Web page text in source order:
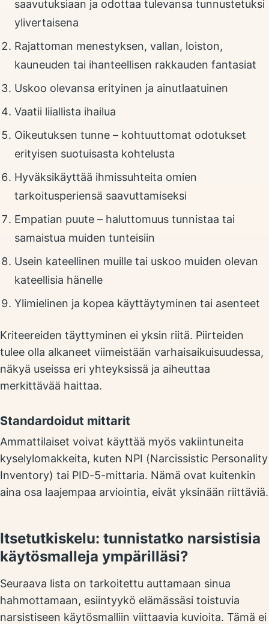
saavutuksiaan ja odottaa tulevansa tunnustetuksi
ylivertaisena
Rajattoman menestyksen, vallan, loiston,
kauneuden tai ihanteellisen rakkauden fantasiat
Uskoo olevansa erityinen ja ainutlaatuinen
Vaatii liiallista ihailua
Oikeutuksen tunne – kohtuuttomat odotukset
erityisen suotuisasta kohtelusta
Hyväksikäyttää ihmissuhteita omien
tarkoitusperiensä saavuttamiseksi
Empatian puute – haluttomuus tunnistaa tai
samaistua muiden tunteisiin
Usein kateellinen muille tai uskoo muiden olevan
kateellisia hänelle
Ylimielinen ja kopea käyttäytyminen tai asenteet
Kriteereiden täyttyminen ei yksin riitä. Piirteiden
tulee olla alkaneet viimeistään varhaisaikuisuudessa,
näkyä useissa eri yhteyksissä ja aiheuttaa
merkittävää haittaa.
Standardoidut mittarit
Ammattilaiset voivat käyttää myös vakiintuneita
kyselylomakkeita, kuten NPI (Narcissistic Personality
Inventory) tai PID-5-mittaria. Nämä ovat kuitenkin
aina osa laajempaa arviointia, eivät yksinään riittäviä.
Itsetutkiskelu: tunnistatko narsistisia
käytösmalleja ympärilläsi?
Seuraava lista on tarkoitettu auttamaan sinua
hahmottamaan, esiintyykö elämässäsi toistuvia
narsistiseen käytösmalliin viittaavia kuvioita. Tämä ei